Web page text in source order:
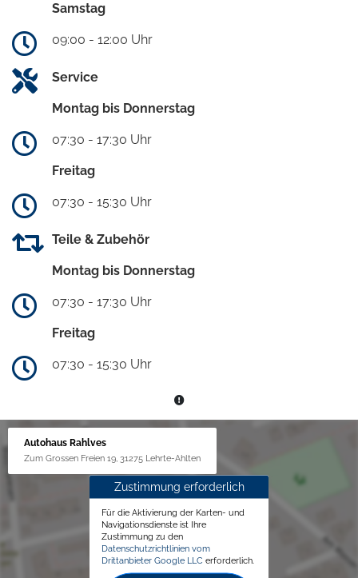
Samstag
09:00 - 12:00 Uhr
Service
Montag bis Donnerstag
07:30 - 17:30 Uhr
Freitag
07:30 - 15:30 Uhr
Teile & Zubehör
Montag bis Donnerstag
07:30 - 17:30 Uhr
Freitag
07:30 - 15:30 Uhr
Autohaus Rahlves
Zum Grossen Freien 19, 31275 Lehrte-Ahlten
Zustimmung erforderlich
Für die Aktivierung der Karten- und
Navigationsdienste ist Ihre
Zustimmung zu den
Datenschutzrichtlinien vom
Drittanbieter Google LLC erforderlich.